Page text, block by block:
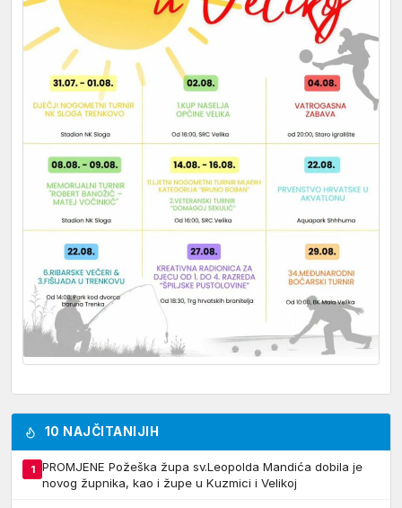
10 NAJČITANIJIH
1
PROMJENE Požeška župa sv.Leopolda Mandića dobila je
novog župnika, kao i župe u Kuzmici i Velikoj